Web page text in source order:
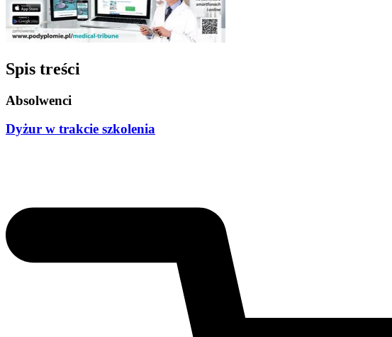
Spis treści
Absolwenci
Dyżur w trakcie szkolenia